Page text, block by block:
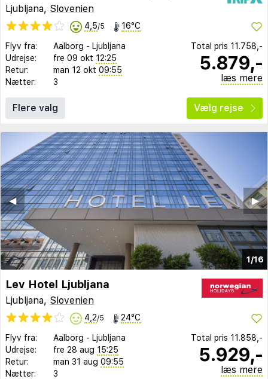
Ljubljana, Slovenien
4,5/5 16°C
Flyv fra: Aalborg - Ljubljana
Udrejse:
fre 09 okt 12:25
Retur:
man 12 okt 09:55
Nætter:
3
Total pris 11.758,-
5.879,-
læs mere
Flere valg Vælg rejse
1/16
▶︎
◀︎
Lev Hotel Ljubljana
Ljubljana, Slovenien
4,2/5 24°C
Flyv fra: Aalborg - Ljubljana
Udrejse:
fre 28 aug 15:25
Retur:
man 31 aug 09:55
Nætter:
3
Total pris 11.858,-
5.929,-
læs mere